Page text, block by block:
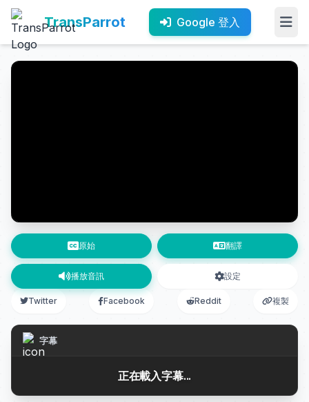
TransParrot Google 登入
原始 翻譯
播放音訊 設定
Twitter Facebook Reddit 複製
字幕
正在載入字幕...